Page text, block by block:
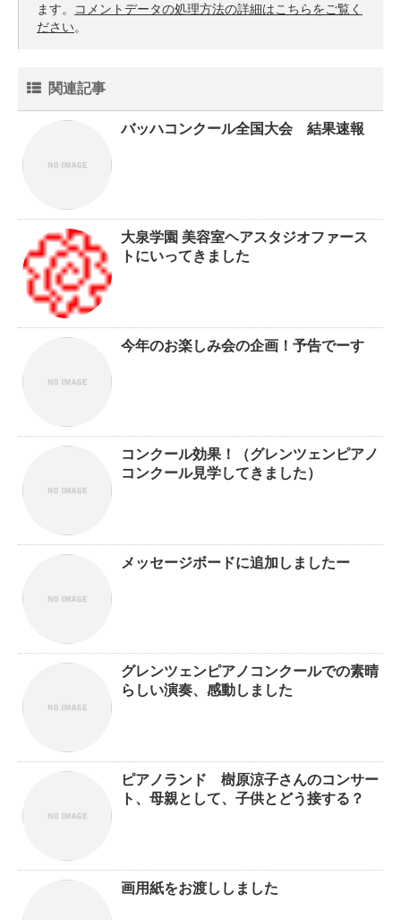
ます。
コメントデータの処理方法の詳細はこちらをご覧く
ださい。
関連記事
バッハコンクール全国大会 結果速報
大泉学園 美容室ヘアスタジオファース
トにいってきました
今年のお楽しみ会の企画！予告でーす
コンクール効果！（グレンツェンピアノ
コンクール見学してきました）
メッセージボードに追加しましたー
グレンツェンピアノコンクールでの素晴
らしい演奏、感動しました
ピアノランド 樹原涼子さんのコンサー
ト、母親として、子供とどう接する？
画用紙をお渡ししました